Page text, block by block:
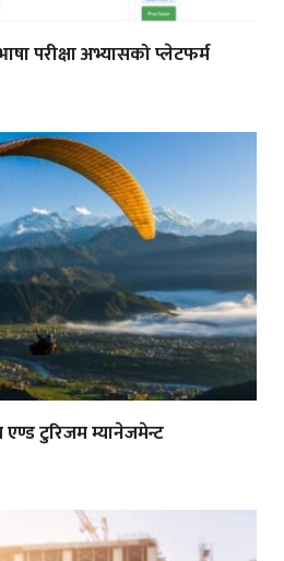
परीक्षा अभ्यासको प्लेटफर्म
एण्ड टुरिजम म्यानेजमेन्ट